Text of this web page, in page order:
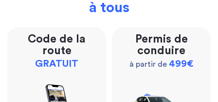
à tous
Code de la
route
GRATUIT
Permis de
conduire
à partir de 499€